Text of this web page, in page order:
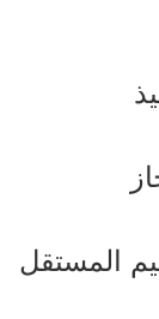
المستقل